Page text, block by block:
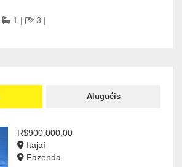
1 | 3 |
Aluguéis
R$900.000,00
Itajaí
Fazenda